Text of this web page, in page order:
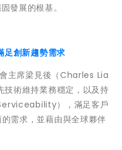
發展的根基。
創新趨勢需求
主席梁見後（Charles Lia
術維持業務穩定，以及持
），滿足客戶
需求，並藉由與全球夥伴